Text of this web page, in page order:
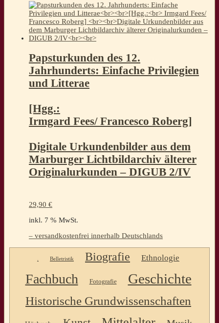
Papsturkunden des 12.
Jahrhunderts: Einfache Privilegien
und Litterae
[Hgg.:
Irmgard Fees/ Francesco Roberg]
Digitale Urkundenbilder aus dem
Marburger Lichtbildarchiv älterer
Originalurkunden – DIGUB 2/IV
29,90 €
inkl. 7 % MwSt.
– versandkostenfrei innerhalb Deutschlands
Belletristik Biografie Ethnologie
Fachbuch Fotografie Geschichte
Historische Grundwissenschaften